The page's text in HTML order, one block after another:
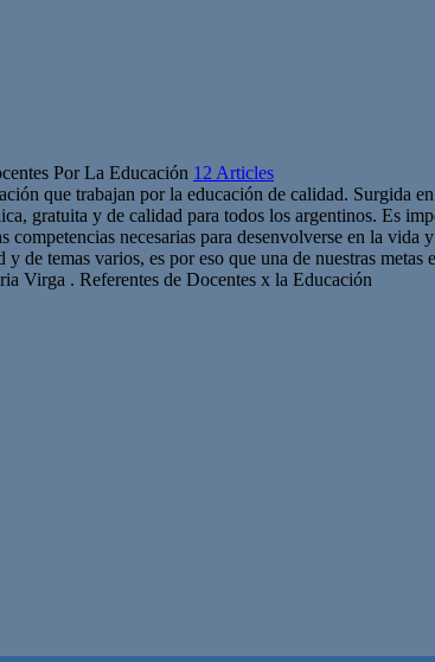
Por La Educación 12 Articles
que trabajan por la educación de calidad. Surgida
gratuita y de calidad para todos los argentinos. Es
competencias necesarias para desenvolverse en la
y de temas varios, es por eso que una de nuestras
Virga . Referentes de Docentes x la Educación